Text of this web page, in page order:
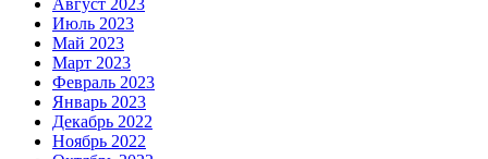
Август 2023
Июль 2023
Май 2023
Март 2023
Февраль 2023
Январь 2023
Декабрь 2022
Ноябрь 2022